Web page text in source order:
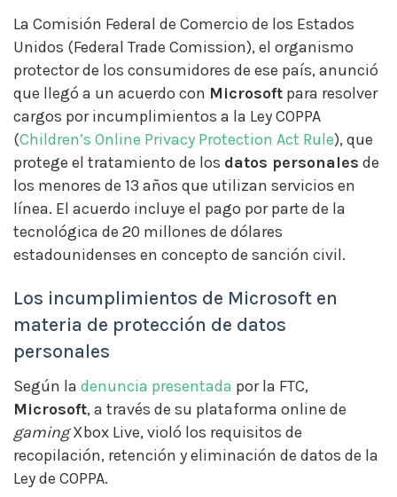
La Comisión Federal de Comercio de los Estados
Unidos (Federal Trade Comission), el organismo
protector de los consumidores de ese país, anunció
que llegó a un acuerdo con Microsoft para resolver
cargos por incumplimientos a la Ley COPPA
(Children’s Online Privacy Protection Act Rule), que
protege el tratamiento de los datos personales de
los menores de 13 años que utilizan servicios en
línea. El acuerdo incluye el pago por parte de la
tecnológica de 20 millones de dólares
estadounidenses en concepto de sanción civil.
Los incumplimientos de Microsoft en
materia de protección de datos
personales
Según la denuncia presentada por la FTC,
Microsoft, a través de su plataforma online de
gamingXbox Live, violó los requisitos de
recopilación, retención y eliminación de datos de la
Ley de COPPA.